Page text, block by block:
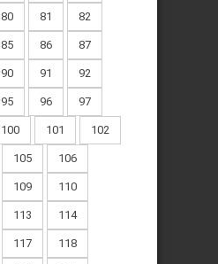
80 81 82
85 86 87
90 91 92
95 96 97
100 101 102
105 106
109 110
113 114
117 118